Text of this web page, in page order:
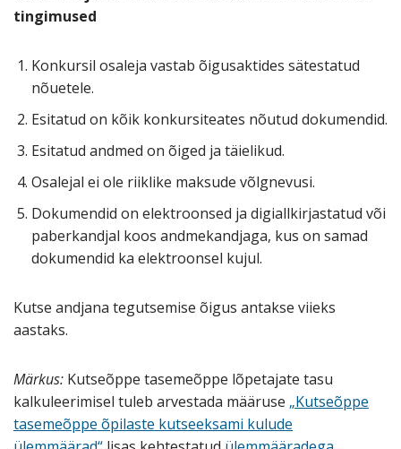
tingimused
Konkursil osaleja vastab õigusaktides sätestatud
nõuetele.
Esitatud on kõik konkursiteates nõutud dokumendid.
Esitatud andmed on õiged ja täielikud.
Osalejal ei ole riiklike maksude võlgnevusi.
Dokumendid on elektroonsed ja digiallkirjastatud või
paberkandjal koos andmekandjaga, kus on samad
dokumendid ka elektroonsel kujul.
Kutse andjana tegutsemise õigus antakse viieks
aastaks.
Märkus: Kutseõppe tasemeõppe lõpetajate tasu
kalkuleerimisel tuleb arvestada määruse „Kutseõppe
tasemeõppe õpilaste kutseeksami kulude